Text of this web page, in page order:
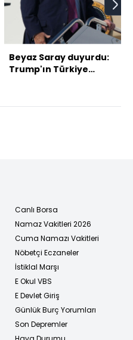
Beyaz Saray duyurdu:
Trump'ın Türkiye
Canlı Borsa
Namaz Vakitleri 2026
Cuma Namazı Vakitleri
Nöbetçi Eczaneler
İstiklal Marşı
E Okul VBS
E Devlet Giriş
Günlük Burç Yorumları
Son Depremler